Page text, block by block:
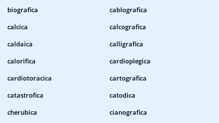
biografica
cablografica
calcica
calcografica
caldaica
calligrafica
calorifica
cardioplegica
cardiotoracica
cartografica
catastrofica
catodica
cherubica
cianografica